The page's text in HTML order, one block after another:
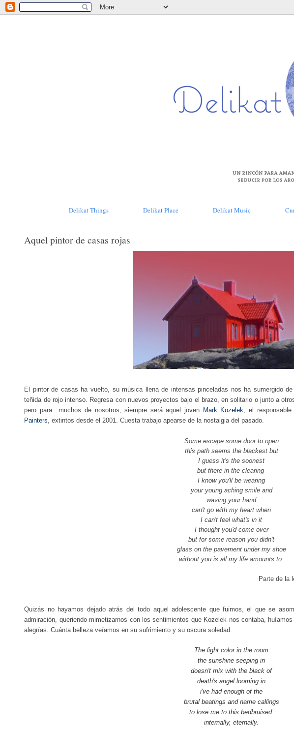
Delikat Things Delikat Place Delikat Music
Aquel pintor de casas rojas
El pintor de casas ha vuelto, su música llena de intensas pinceladas nos ha sumergido
teñida de rojo intenso. Regresa con nuevos proyectos bajo el brazo, en solitario o junto a
pero para muchos de nosotros, siempre será aquel joven Mark Kozelek , el
Painters , extintos desde el 2001. Cuesta trabajo apearse de la nostalgia del pasado.
Some escape some door to open
this path seems the blackest but
I guess it's the soonest
but there in the clearing
I know you'll be wearing
your young aching smile and
waving your hand
can't go with my heart when
I can't feel what's in it
I thought you'd come over
but for some reason you didn't
glass on the pavement under my shoe
without you is all my life amounts to.
Parte de la
Quizás no hayamos dejado atrás del todo aquel adolescente que fuimos, el que se
admiración, queriendo mimetizarnos con los sentimientos que Kozelek nos contaba,
alegrías. Cuánta belleza veíamos en su sufrimiento y su oscura soledad.
The light color in the room
the sunshine seeping in
doesn't mix with the black of
death's angel looming in
i've had enough of the
brutal beatings and name callings
to lose me to this bedbruised
internally, eternally.